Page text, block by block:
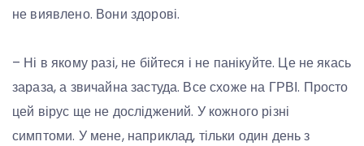
не виявлено. Вони здорові.
– Ні в якому разі, не бійтеся і не панікуйте. Це не якась
зараза, а звичайна застуда. Все схоже на ГРВІ. Просто
цей вірус ще не досліджений. У кожного різні
симптоми. У мене, наприклад, тільки один день з